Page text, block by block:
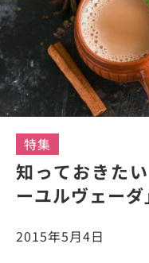
特集
知っておきた
ーユルヴェーダ
2015年5月4日